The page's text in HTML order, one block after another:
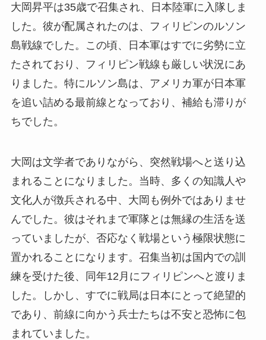
大岡昇平は35歳で召集され、日本陸軍に入隊しま
した。彼が配属されたのは、フィリピンのルソン
島戦線でした。この頃、日本軍はすでに劣勢に立
たされており、フィリピン戦線も厳しい状況にあ
りました。特にルソン島は、アメリカ軍が日本軍
を追い詰める最前線となっており、補給も滞りが
ちでした。
大岡は文学者でありながら、突然戦場へと送り込
まれることになりました。当時、多くの知識人や
文化人が徴兵される中、大岡も例外ではありませ
んでした。彼はそれまで軍隊とは無縁の生活を送
っていましたが、否応なく戦場という極限状態に
置かれることになります。召集当初は国内での訓
練を受けた後、同年12月にフィリピンへと渡りま
した。しかし、すでに戦局は日本にとって絶望的
であり、前線に向かう兵士たちは不安と恐怖に包
まれていました。